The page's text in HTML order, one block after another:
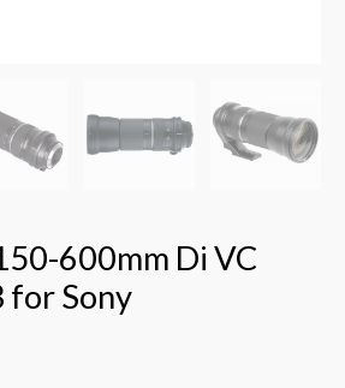
600mm Di VC
for Sony